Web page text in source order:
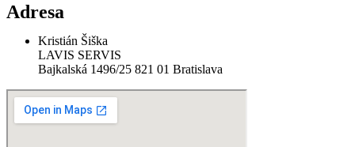
Adresa
Kristián Šiška
LAVIS SERVIS
Bajkalská 1496/25 821 01 Bratislava